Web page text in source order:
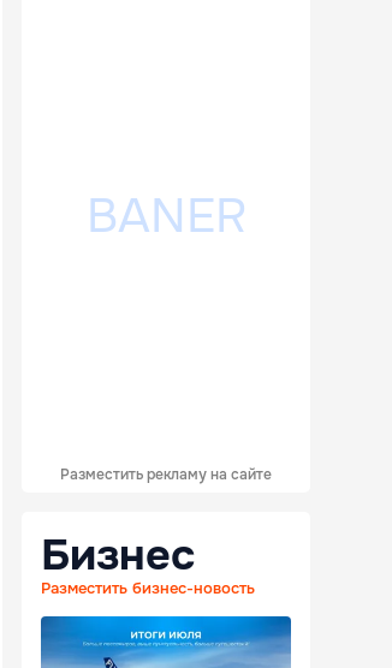
Разместить рекламу на сайте
Бизнес
Разместить бизнес-новость